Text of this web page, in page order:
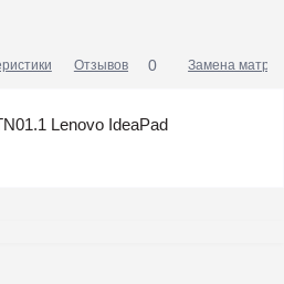
Отзывов 0 Замена
Lenovo IdeaPad